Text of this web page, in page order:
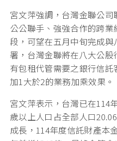
宮文萍強調，台灣金聯公
公公聯手、強強合作的跨
段，可望在五月中旬完成
署，台灣金聯將在八大公
有包租代管需要之銀行信
加1大於2的業務加乘效果。
宮文萍表示，台灣已在114
歲以上人口占全部人口
成長，114年度信託財產本